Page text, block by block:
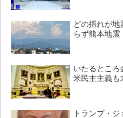
どの揺れが地
らず熊本地震
いたるところ
米民主主義も
トランプ・